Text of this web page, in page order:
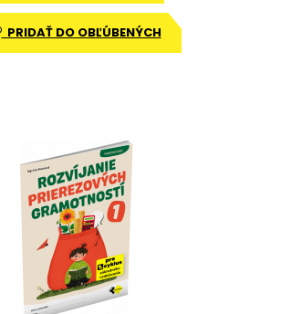
PRIDAŤ DO OBĽÚBENÝCH